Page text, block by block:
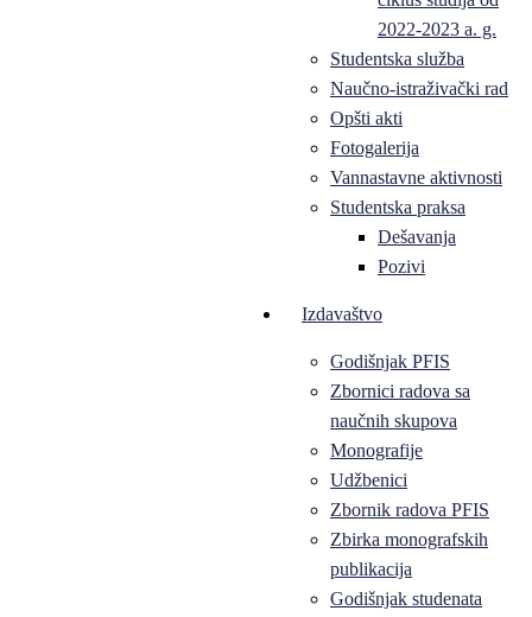
2022-2023 a. g.
Studentska služba
Naučno-istraživački rad
Opšti akti
Fotogalerija
Vannastavne aktivnosti
Studentska praksa
Dešavanja
Pozivi
Izdavaštvo
Godišnjak PFIS
Zbornici radova sa
naučnih skupova
Monografije
Udžbenici
Zbornik radova PFIS
Zbirka monografskih
publikacija
Godišnjak studenata